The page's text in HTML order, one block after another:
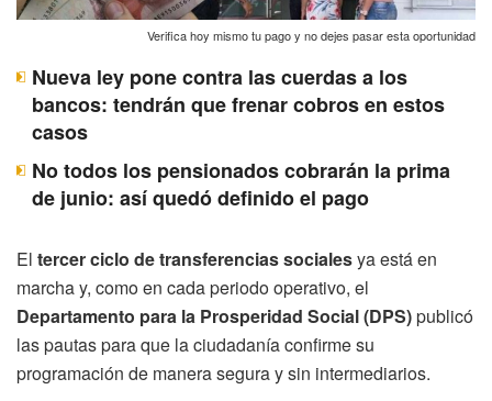
Verifica hoy mismo tu pago y no dejes pasar esta oportunidad
Nueva ley pone contra las cuerdas a los
bancos: tendrán que frenar cobros en estos
casos
No todos los pensionados cobrarán la prima
de junio: así quedó definido el pago
El tercer ciclo de transferencias socialesya está en
marcha y, como en cada periodo operativo, el
Departamento para la Prosperidad Social (DPS)publicó
las pautas para que la ciudadanía confirme su
programación de manera segura y sin intermediarios.